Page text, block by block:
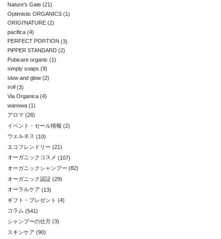
Nature's Gate (21)
Optimistic ORGANICS (1)
ORIGI'NATURE (2)
pacifica (4)
PERFECT PORTION (3)
PiPPER STANDARD (2)
Pubicare organic (1)
simply soaps (9)
slow and glow (2)
soil (3)
Via Organica (4)
wanowa (1)
アロマ (28)
イベント・セール情報 (2)
ウェルネス (10)
エコフレンドリー (21)
オーガニックコスメ (107)
オーガニックシャンプー (82)
オーガニック認証 (29)
オーラルケア (13)
ギフト・プレゼント (4)
コラム (541)
シャンプーの仕方 (3)
スキンケア (90)